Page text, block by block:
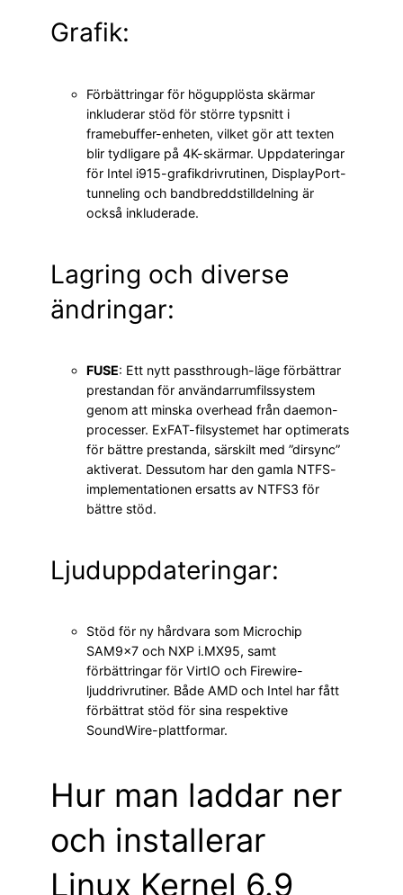
Grafik:
Förbättringar för högupplösta skärmar
inkluderar stöd för större typsnitt i
framebuffer-enheten, vilket gör att texten
blir tydligare på 4K-skärmar. Uppdateringar
för Intel i915-grafikdrivrutinen, DisplayPort-
tunneling och bandbreddstilldelning är
också inkluderade.
Lagring och diverse
ändringar:
FUSE: Ett nytt passthrough-läge förbättrar
prestandan för användarrumfilssystem
genom att minska overhead från daemon-
processer. ExFAT-filsystemet har optimerats
för bättre prestanda, särskilt med ”dirsync”
aktiverat. Dessutom har den gamla NTFS-
implementationen ersatts av NTFS3 för
bättre stöd.
Ljuduppdateringar:
Stöd för ny hårdvara som Microchip
SAM9x7 och NXP i.MX95, samt
förbättringar för VirtIO och Firewire-
ljuddrivrutiner. Både AMD och Intel har fått
förbättrat stöd för sina respektive
SoundWire-plattformar.
Hur man laddar ner
och installerar
Linux Kernel 6.9